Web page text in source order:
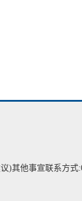
)其他事宣联系方式